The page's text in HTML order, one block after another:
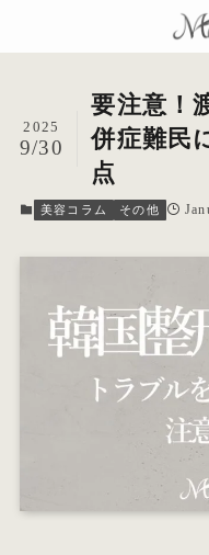
要注意！
併症難民
点
2025
9/30
美容コラム その他